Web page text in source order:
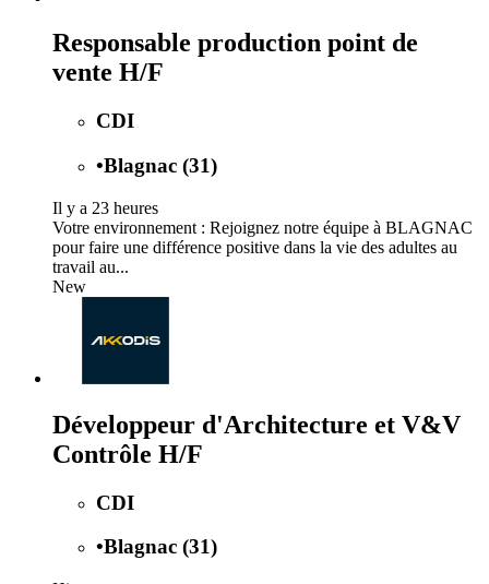
Responsable production point de
vente H/F
CDI
•Blagnac (31)
Il y a 23 heures
Votre environnement : Rejoignez notre équipe à BLAGNAC
pour faire une différence positive dans la vie des adultes au
travail au...
New
Développeur d'Architecture et V&V
Contrôle H/F
CDI
•Blagnac (31)